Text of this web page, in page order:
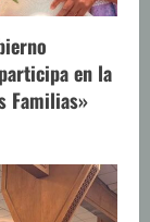
en la
Familias»